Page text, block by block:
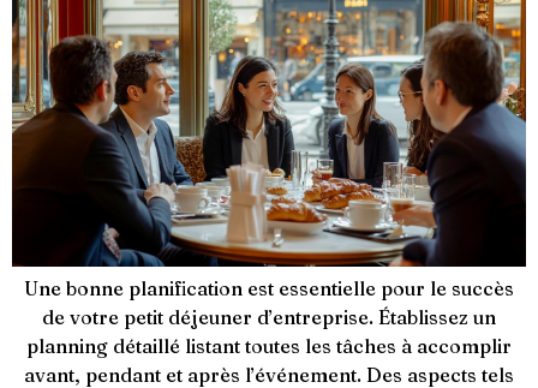
Une bonne planification est essentielle pour le succès
de votre petit déjeuner d’entreprise. Établissez un
planning détaillé listant toutes les tâches à accomplir
avant, pendant et après l’événement. Des aspects tels